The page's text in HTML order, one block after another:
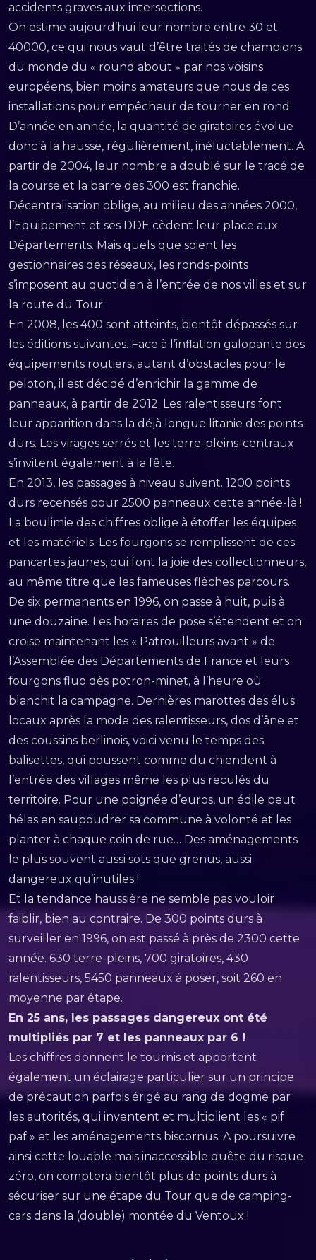
accidents graves aux intersections.
On estime aujourd’hui leur nombre entre 30 et
40000, ce qui nous vaut d’être traités de champions
du monde du « round about » par nos voisins
européens, bien moins amateurs que nous de ces
installations pour empêcheur de tourner en rond.
D’année en année, la quantité de giratoires évolue
donc à la hausse, régulièrement, inéluctablement. A
partir de 2004, leur nombre a doublé sur le tracé de
la course et la barre des 300 est franchie.
Décentralisation oblige, au milieu des années 2000,
l’Equipement et ses DDE cèdent leur place aux
Départements. Mais quels que soient les
gestionnaires des réseaux, les ronds-points
s’imposent au quotidien à l’entrée de nos villes et sur
la route du Tour.
En 2008, les 400 sont atteints, bientôt dépassés sur
les éditions suivantes. Face à l’inflation galopante des
équipements routiers, autant d’obstacles pour le
peloton, il est décidé d’enrichir la gamme de
panneaux, à partir de 2012. Les ralentisseurs font
leur apparition dans la déjà longue litanie des points
durs. Les virages serrés et les terre-pleins-centraux
s’invitent également à la fête.
En 2013, les passages à niveau suivent. 1200 points
durs recensés pour 2500 panneaux cette année-là !
La boulimie des chiffres oblige à étoffer les équipes
et les matériels. Les fourgons se remplissent de ces
pancartes jaunes, qui font la joie des collectionneurs,
au même titre que les fameuses flèches parcours.
De six permanents en 1996, on passe à huit, puis à
une douzaine. Les horaires de pose s’étendent et on
croise maintenant les « Patrouilleurs avant » de
l’Assemblée des Départements de France et leurs
fourgons fluo dès potron-minet, à l’heure où
blanchit la campagne. Dernières marottes des élus
locaux après la mode des ralentisseurs, dos d’âne et
des coussins berlinois, voici venu le temps des
balisettes, qui poussent comme du chiendent à
l’entrée des villages même les plus reculés du
territoire. Pour une poignée d’euros, un édile peut
hélas en saupoudrer sa commune à volonté et les
planter à chaque coin de rue… Des aménagements
le plus souvent aussi sots que grenus, aussi
dangereux qu’inutiles !
Et la tendance haussière ne semble pas vouloir
faiblir, bien au contraire. De 300 points durs à
surveiller en 1996, on est passé à près de 2300 cette
année. 630 terre-pleins, 700 giratoires, 430
ralentisseurs, 5450 panneaux à poser, soit 260 en
moyenne par étape.
En 25 ans, les passages dangereux ont été
multipliés par 7 et les panneaux par 6 !
Les chiffres donnent le tournis et apportent
également un éclairage particulier sur un principe
de précaution parfois érigé au rang de dogme par
les autorités, qui inventent et multiplient les « pif
paf » et les aménagements biscornus. A poursuivre
ainsi cette louable mais inaccessible quête du risque
zéro, on comptera bientôt plus de points durs à
sécuriser sur une étape du Tour que de camping-
cars dans la (double) montée du Ventoux !